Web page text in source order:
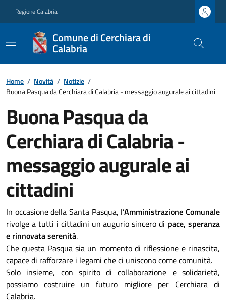
Regione Calabria
Comune di Cerchiara di
Calabria
Home / Novità / Notizie /
Buona Pasqua da Cerchiara di Calabria - messaggio augurale ai cittadini
Buona Pasqua da
Cerchiara di Calabria -
messaggio augurale ai
cittadini
In occasione della Santa Pasqua, l’Amministrazione Comunale
rivolge a tutti i cittadini un augurio sincero di pace, speranza
e rinnovata serenità.
Che questa Pasqua sia un momento di riflessione e rinascita,
capace di rafforzare i legami che ci uniscono come comunità.
Solo insieme, con spirito di collaborazione e solidarietà,
possiamo costruire un futuro migliore per Cerchiara di
Calabria.